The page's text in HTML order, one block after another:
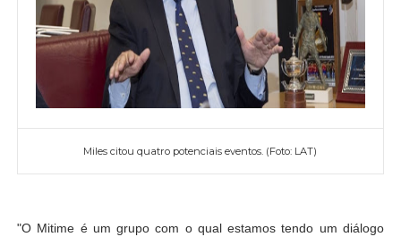
Miles citou quatro potenciais eventos. (Foto: LAT)
"O Mitime é um grupo com o qual estamos tendo um diálogo